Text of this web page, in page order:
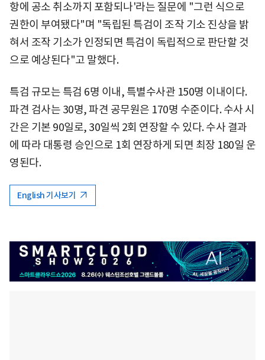
항에 공소 취소까지 포함되나'라는 질문에 "그런 식으로
권한이 부여됐다"며 "독립된 특검이 조작 기소 진상을 밝
혀서 조작 기소가 인정되면 특검이 독립적으로 판단할 것
으로 예상된다"고 말했다.
특검 규모는 특검 6명 이내, 특별수사관 150명 이내이다.
파견 검사는 30명, 파견 공무원은 170명 수준이다. 수사 시
간은 기본 90일로, 30일씩 2회 연장할 수 있다. 수사 결과
에 따라 대통령 승인으로 1회 연장하게 되면 최장 180일 운
영된다.
English 기사보기